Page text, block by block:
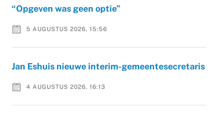
“Opgeven was geen optie”
5 AUGUSTUS 2026, 15:56
Jan Eshuis nieuwe interim-gemeentesecretaris
4 AUGUSTUS 2026, 16:13